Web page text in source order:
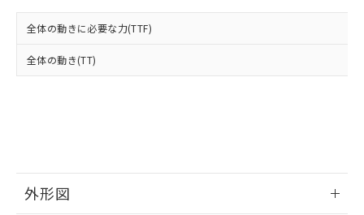
全体の動きに必要な力(TTF)
全体の動き(TT)
外形図
および当社の共同利用者が、当社の製
品・サービスに関するお客様との取
をご了承ください。
※当社の共同利用者とは、"個人情報
下記の非含有証明書をダウンロードするこ
とができます。
EU RoHS指令（10物質）の非含有証明書
物質の対応では、対応完了までの期間は出
荷製品に未対応品が混在することから備考